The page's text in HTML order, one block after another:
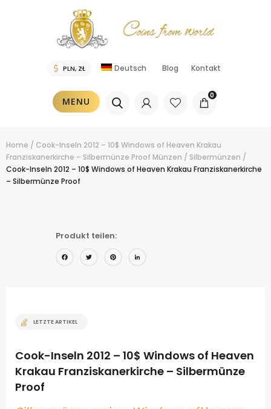
Deutsch Blog Kontakt
MENU
0
Home / Cook-Inseln 2012 – 10$ Windows of Heaven Krakau
Franziskanerkirche – Silbermünze Proof Münzen / Silbermünzen /
Cook-Inseln 2012 – 10$ Windows of Heaven Krakau Franziskanerkirche
– Silbermünze Proof
Produkt teilen:
Facebook
TwitterPinterest
LETZTE ARTIKEL
Cook-Inseln 2012 – 10$ Windows of Heaven
Krakau Franziskanerkirche – Silbermünze
Proof